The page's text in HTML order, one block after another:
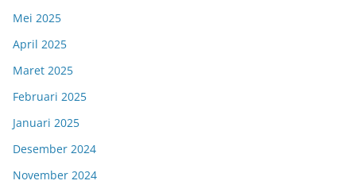
Mei 2025
April 2025
Maret 2025
Februari 2025
Januari 2025
Desember 2024
November 2024